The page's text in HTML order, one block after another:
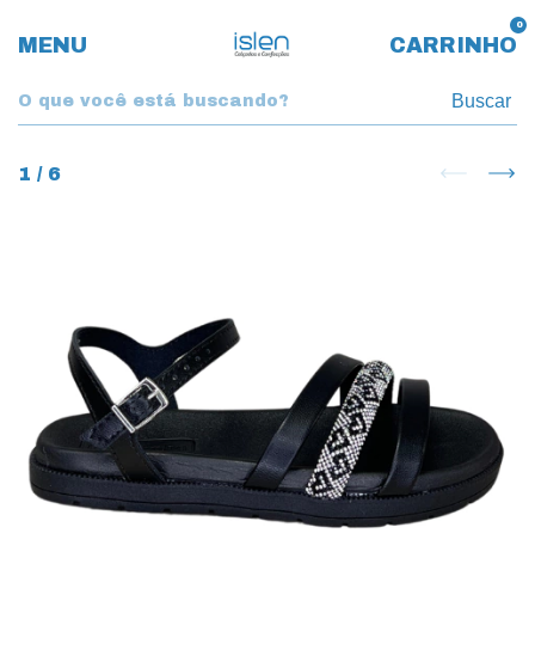
MENU CARRINHO
0
Buscar
1 / 6